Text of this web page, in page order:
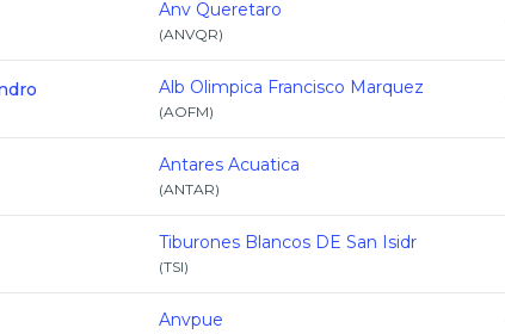
Anv Queretaro
(ANVQR)
Alb Olimpica Francisco Marquez
(AOFM)
Antares Acuatica
(ANTAR)
Tiburones Blancos DE San Isidr
(TSI)
Anvpue